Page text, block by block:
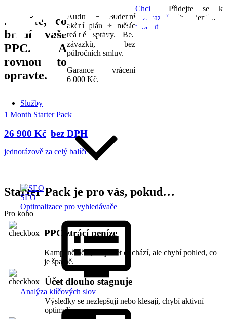
Služby
SEO
Optimalizace pro vyhledávače
Analýza klíčových slov
Zjistěte, co
brzdí vaše
PPC. A
rovnou to
opravte.
Audit + 30denní
akční plán + měsíc
reálné správy. Bez
závazků, bez
půlročních smluv.
Garance vrácení
6 000 Kč.
Chci
nezávazně
probrat
Přidejte se k
našim klientům:
1 Month Starter Pack
26 900 Kč
jednorázově za celý balíček
Starter Pack je pro vás, pokud…
Pro koho
PPC ztrácí peníze
Kampaně běží, rozpočet odchází, ale chybí pohled, co
je špatně.
Účet dlouho stagnuje
Výsledky se nezlepšují nebo klesají, chybí aktivní
optimalizace.